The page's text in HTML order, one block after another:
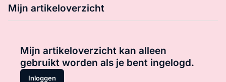
Mijn artikeloverzicht
Mijn artikeloverzicht kan alleen
gebruikt worden als je bent ingelogd.
Inloggen